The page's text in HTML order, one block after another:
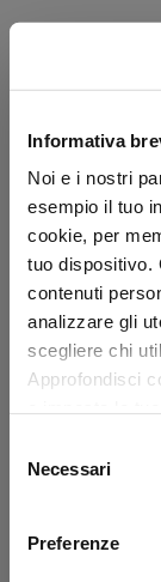
Informativa
Noi e i nostri
esempio il tuo
cookie, per
tuo dispositivo.
contenuti
analizzare gli
scegliere chi
Approfondisci
momento dalla
delNecessari
Preferenze
Application